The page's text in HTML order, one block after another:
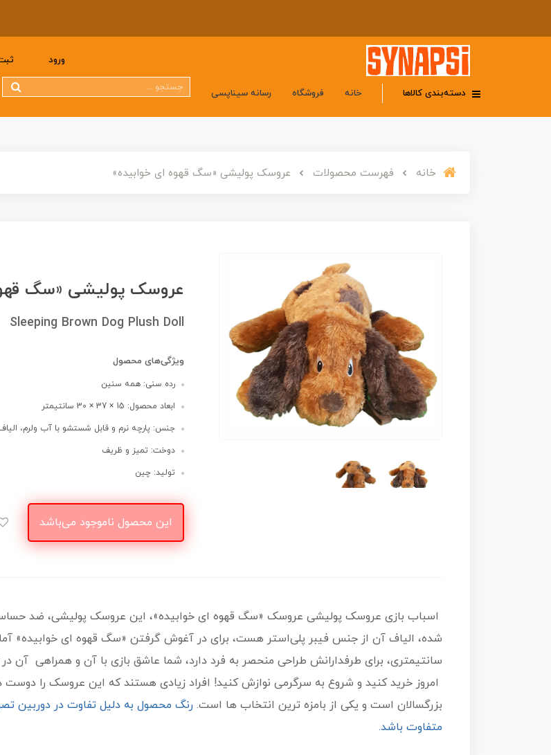
ورود
دسته‌بندی کالاها خانه فروشگاه رسانه سیناپسی
خانه فهرست محصولات عروسک پولیشی «سگ قهوه ای خوابیده»
عروسک پولیشی «سگ
Sleeping Brown Dog Plush Doll
ویژگی‌های محصول
رده سنی: همه سنین
ابعاد محصول: 15 × 37 × 30 سانتیمتر
جنس: پارچه نرم و قابل شستشو با آب ولرم،
دوخت: تمیز و ظریف
تولید: چین
این محصول ناموجود می‌باشد
اسباب بازی عروسک پولیشی عروسک «سگ قهوه ای خوابیده»، این عروسک‌ پولیشی، ضد حساسیت
سانتیمتری، برای طرفدارانش طراحی منحصر به فرد دارد، شما عاشق بازی با آن و همراهی آن
امروز خرید کنید و شروع به سرگرمی نوازش کنید! افراد زیادی هستند که این عروسک را
بزرگسالان است و یکی از بامزه ترین انتخاب ها است. رنگ محصول به دلیل تفاوت در دوربین
متفاوت باشد.